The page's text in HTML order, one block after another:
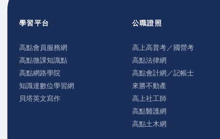
學習平台
高點會員服務網
高點微課知識點
高點網路學院
知識達數位學習網
貝塔英文寫作
公職證照
高上高普考／國營考
高點法律網
高點會計網／記帳士
來勝不動產
高上社工師
高點醫護網
高點土木網